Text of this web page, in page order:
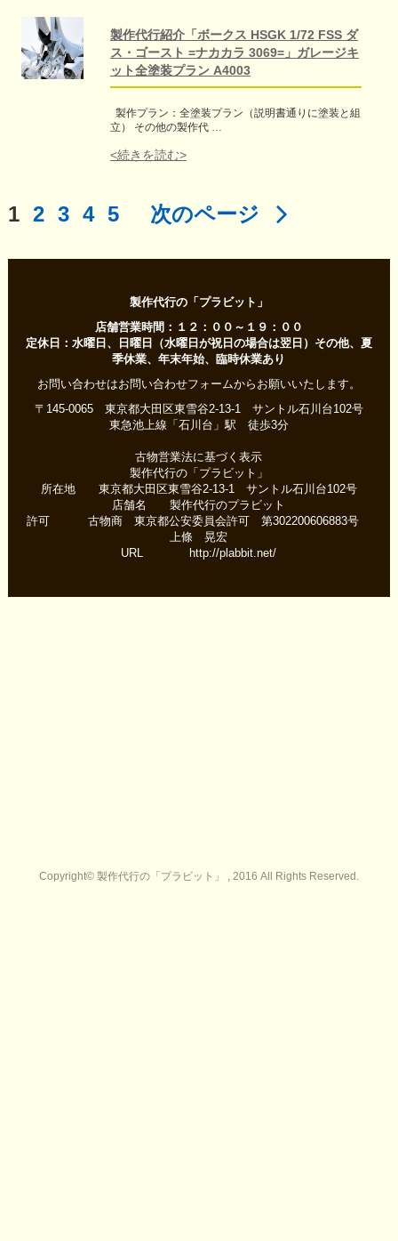
製作代行紹介「ボークス HSGK 1/72 FSS ダ
ス・ゴースト =ナカカラ 3069=」ガレージキ
ット全塗装プラン A4003
製作プラン：全塗装プラン（説明書通りに塗装と組
立） その他の製作代 …
<続きを読む>
1 2 3 4 5 次のページ
製作代行の「プラビット」
店舗営業時間：１２：００～１９：００
定休日：水曜日、日曜日（水曜日が祝日の場合は翌日）その他、夏
季休業、年末年始、臨時休業あり
お問い合わせはお問い合わせフォームからお願いいたします。
〒145-0065 東京都大田区東雪谷2-13-1 サントル石川台102号
東急池上線「石川台」駅 徒歩3分
古物営業法に基づく表示
製作代行の「プラビット」
所在地 東京都大田区東雪谷2-13-1 サントル石川台102号
店舗名 製作代行のプラビット
許可 古物商 東京都公安委員会許可 第302200606883号
上條 晃宏
URL http://plabbit.net/
Copyright© 製作代行の「プラビット」 , 2016 All Rights Reserved.